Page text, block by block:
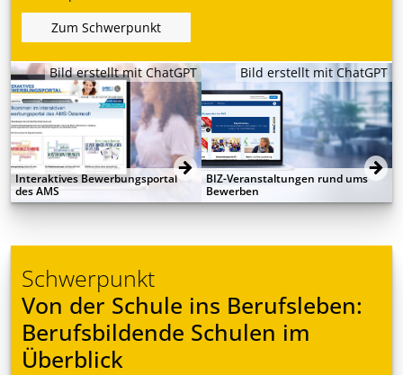
Zum Schwerpunkt
Interaktives Bewerbungsportal
des AMS
Bild erstellt mit ChatGPT
BIZ-Veranstaltungen rund ums
Bewerben
Bild erstellt mit ChatGPT
Schwerpunkt
Von der Schule ins Berufsleben:
Berufsbildende Schulen im
Überblick